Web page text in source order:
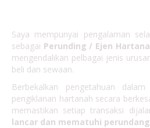
Saya mempunyai pengalaman
sebagai Perunding / Ejen
mengendalikan pelbagai jenis
beli dan sewaan.
Berbekalkan pengetahuan
pengiklanan hartanah secara
memastikan setiap transaksi
lancar dan mematuhi